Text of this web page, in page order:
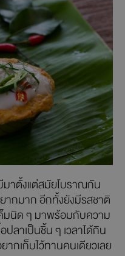
มาตั้งแต่สมัยโบราณกัน
ากมาก อีกทั้งยังมีรสชาติ
มนิด ๆ มาพร้อมกับความ
ปลาเป็นชิ้น ๆ เวลาได้กิน
กเก็บไว้ทานคนเดียวเลย